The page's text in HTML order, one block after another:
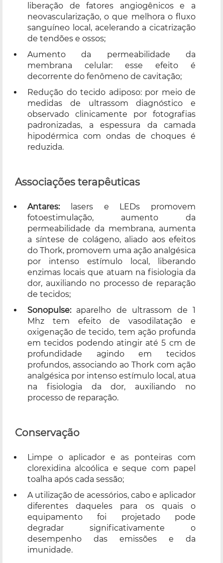
liberação de fatores angiogênicos e a
neovascularização, o que melhora o fluxo
sanguíneo local, acelerando a cicatrização
de tendões e ossos;
Aumento da permeabilidade da
membrana celular: esse efeito é
decorrente do fenômeno de cavitação;
Redução do tecido adiposo: por meio de
medidas de ultrassom diagnóstico e
observado clinicamente por fotografias
padronizadas, a espessura da camada
hipodérmica com ondas de choques é
reduzida.
Associações terapêuticas
Antares:
lasers e LEDs promovem
fotoestimulação, aumento da
permeabilidade da membrana, aumenta
a síntese de colágeno, aliado aos efeitos
do Thork, promovem uma ação analgésica
por intenso estímulo local, liberando
enzimas locais que atuam na fisiologia da
dor, auxiliando no processo de reparação
de tecidos;
Sonopulse:aparelho de ultrassom de 1
Mhz tem efeito de vasodilatação e
oxigenação de tecido, tem ação profunda
em tecidos podendo atingir até 5 cm de
profundidade agindo em tecidos
profundos, associando ao Thork com ação
analgésica por intenso estímulo local, atua
na fisiologia da dor, auxiliando no
processo de reparação.
Conservação
Limpe o aplicador e as ponteiras com
clorexidina alcoólica e seque com papel
toalha após cada sessão;
A utilização de acessórios, cabo e aplicador
diferentes daqueles para os quais o
equipamento foi projetado pode
degradar significativamente o
desempenho das emissões e da
imunidade.